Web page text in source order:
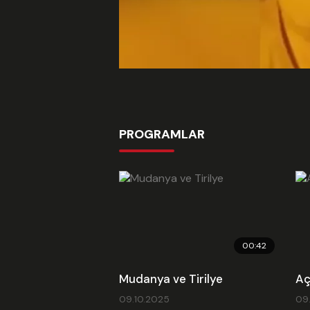
PROGRAMLAR
00:42
Mudanya ve Tirilye
09.10.2025